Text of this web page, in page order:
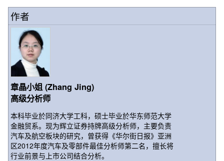
作者
章晶小姐 (Zhang Jing)
高级分析师
本科毕业於同济大学工科，硕士毕业於华东师范大学
金融贸系。现为辉立证券持牌高级分析师，主要负责
汽车及航空板块的研究，曾获得《华尔街日报》亚洲
区2012年度汽车及零部件最佳分析师第二名，擅长将
行业前景与上市公司结合分析。